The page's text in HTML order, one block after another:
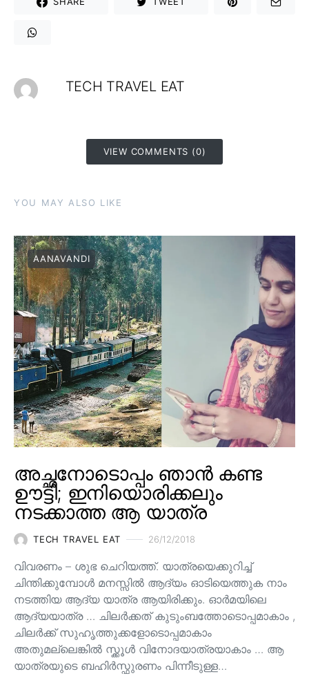
TECH TRAVEL EAT
VIEW COMMENTS (0)
YOU MAY ALSO LIKE
AANAVANDI
അച്ഛനോടൊപ്പം ഞാൻ കണ്ട
ഊട്ടി; ഇനിയൊരിക്കലും
നടക്കാത്ത ആ യാത്ര
TECH TRAVEL EAT 26/12/2018
വിവരണം – ശുഭ ചെറിയത്ത്. യാത്രയെക്കുറിച്ച്
ചിന്തിക്കുമ്പോൾ മനസ്സിൽ ആദ്യം ഓടിയെത്തുക നാം
നടത്തിയ ആദ്യ യാത്ര ആയിരിക്കും. ഓർമയിലെ
ആദ്യയാത്ര … ചിലർക്കത് കുടുംബത്തോടൊപ്പമാകാം ,
ചിലർക്ക് സുഹൃത്തുക്കളോടൊപ്പമാകാം
അതുമല്ലെങ്കിൽ സ്ക്കൂൾ വിനോദയാത്രയാകാം … ആ
യാത്രയുടെ ബഹിർസ്ഫുരണം പിന്നീടുള്ള…